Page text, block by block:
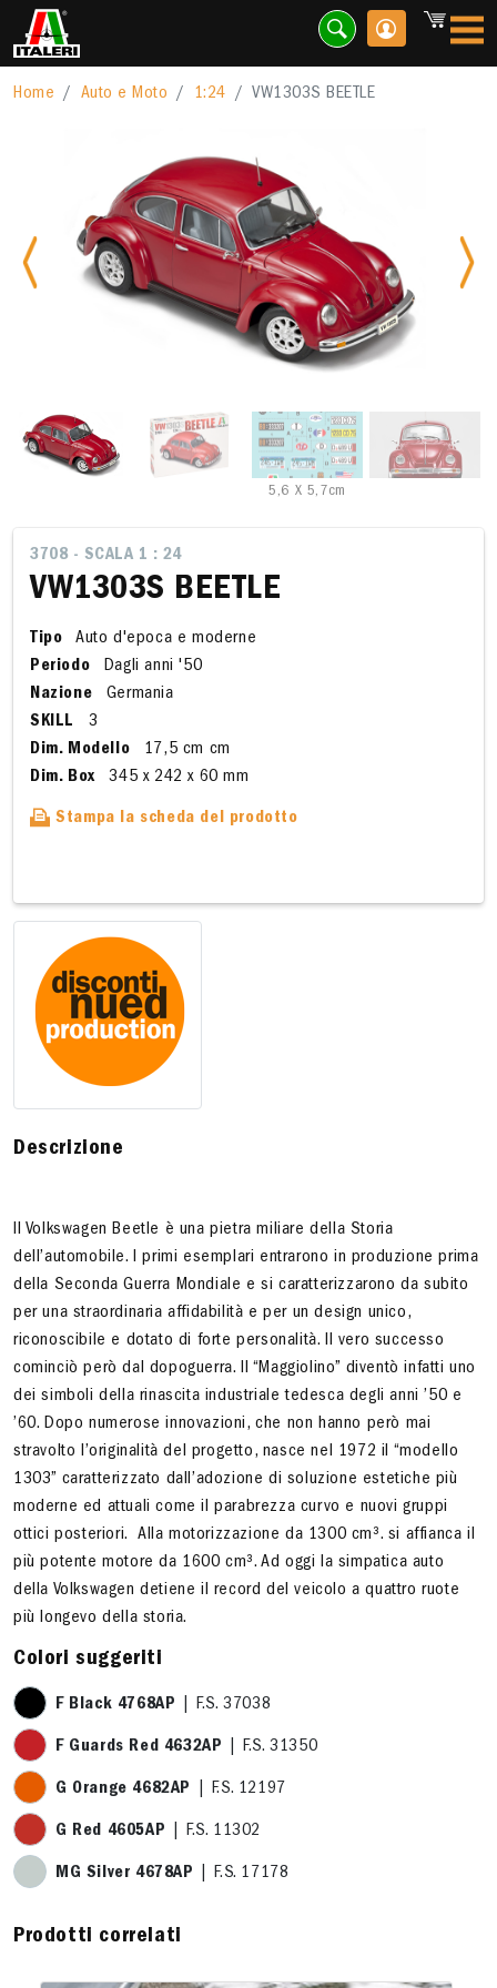
Home Auto e Moto 1:24 VW1303S BEETLE
Previous
5,6 X 5,7cm
3708 - SCALA 1 : 24
VW1303S BEETLE
Tipo
Auto d'epoca e moderne
Periodo
Dagli anni '50
Nazione
Germania
SKILL
3
Dim. Modello
17,5 cm cm
Dim. Box
345 x 242 x 60 mm
Stampa la scheda del prodotto
Descrizione
Il Volkswagen Beetle è una pietra miliare della Storia
dell’automobile. I primi esemplari entrarono in produzione prima
della Seconda Guerra Mondiale e si caratterizzarono da subito
per una straordinaria affidabilità e per un design unico,
riconoscibile e dotato di forte personalità. Il vero successo
cominciò però dal dopoguerra. Il “Maggiolino” diventò infatti uno
dei simboli della rinascita industriale tedesca degli anni ’50 e
’60. Dopo numerose innovazioni, che non hanno però mai
stravolto l’originalità del progetto, nasce nel 1972 il “modello
1303” caratterizzato dall’adozione di soluzione estetiche più
moderne ed attuali come il parabrezza curvo e nuovi gruppi
ottici posteriori. Alla motorizzazione da 1300 cm³. si affianca il
più potente motore da 1600 cm³. Ad oggi la simpatica auto
della Volkswagen detiene il record del veicolo a quattro ruote
più longevo della storia.
Colori suggeriti
F Black 4768AP | F.S. 37038
F Guards Red 4632AP | F.S. 31350
G Orange 4682AP | F.S. 12197
G Red 4605AP | F.S. 11302
MG Silver 4678AP | F.S. 17178
Prodotti correlati